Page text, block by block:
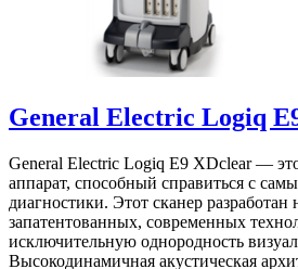
General Electric Logiq
General Electric Logiq E9 XDclear — это
аппарат, способный справиться с
диагностики. Этот сканер разработан
запатентованных, современных
исключительную однородность
Высокодинамичная акустическая